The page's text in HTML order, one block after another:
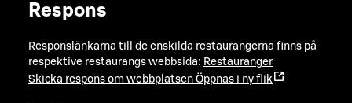
Respons
Responslänkarna till de enskilda restaurangerna finns på
respektive restaurangs webbsida: Restauranger
Skicka respons om webbplatsen Öppnas i ny flik